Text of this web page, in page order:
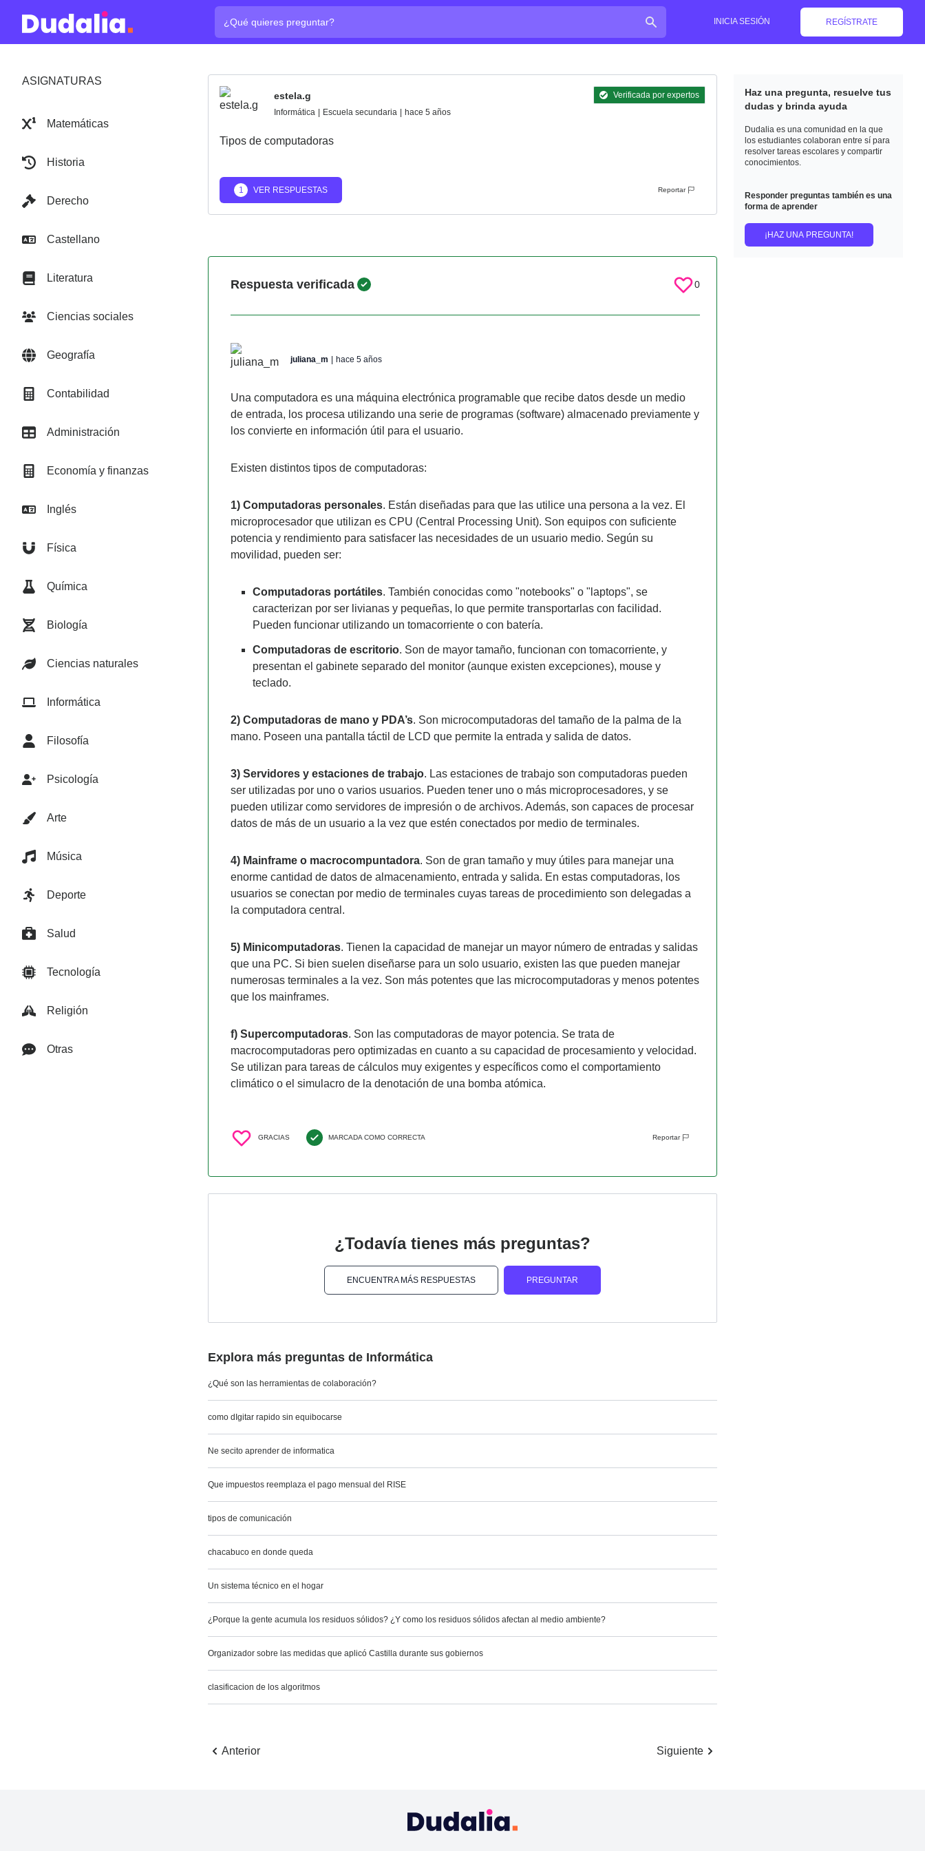
INICIA SESIÓN REGÍSTRATE
ASIGNATURAS
Matemáticas
Historia
Derecho
Castellano
Literatura
Ciencias sociales
Geografía
Contabilidad
Administración
Economía y finanzas
Inglés
Física
Química
Biología
Ciencias naturales
Informática
Filosofía
Psicología
Arte
Música
Deporte
Salud
Tecnología
Religión
Otras
estela.g
Verificada por expertos
Informática
Escuela secundaria hace 5 años
Tipos de computadoras
1 VER RESPUESTAS Reportar
Respuesta verificada 0
juliana_m hace 5 años
Una computadora es una máquina electrónica programable que recibe datos desde un medio
de entrada, los procesa utilizando una serie de programas (software) almacenado previamente y
los convierte en información útil para el usuario.
Existen distintos tipos de computadoras:
1) Computadoras personales. Están diseñadas para que las utilice una persona a la vez. El
microprocesador que utilizan es CPU (Central Processing Unit). Son equipos con suficiente
potencia y rendimiento para satisfacer las necesidades de un usuario medio. Según su
movilidad, pueden ser:
Computadoras portátiles. También conocidas como "notebooks" o "laptops", se
caracterizan por ser livianas y pequeñas, lo que permite transportarlas con facilidad.
Pueden funcionar utilizando un tomacorriente o con batería.
Computadoras de escritorio. Son de mayor tamaño, funcionan con tomacorriente, y
presentan el gabinete separado del monitor (aunque existen excepciones), mouse y
teclado.
2) Computadoras de mano y PDA’s. Son microcomputadoras del tamaño de la palma de la
mano. Poseen una pantalla táctil de LCD que permite la entrada y salida de datos.
3) Servidores y estaciones de trabajo. Las estaciones de trabajo son computadoras pueden
ser utilizadas por uno o varios usuarios. Pueden tener uno o más microprocesadores, y se
pueden utilizar como servidores de impresión o de archivos. Además, son capaces de procesar
datos de más de un usuario a la vez que estén conectados por medio de terminales.
4) Mainframe o macrocompuntadora. Son de gran tamaño y muy útiles para manejar una
enorme cantidad de datos de almacenamiento, entrada y salida. En estas computadoras, los
usuarios se conectan por medio de terminales cuyas tareas de procedimiento son delegadas a
la computadora central.
5) Minicomputadoras. Tienen la capacidad de manejar un mayor número de entradas y salidas
que una PC. Si bien suelen diseñarse para un solo usuario, existen las que pueden manejar
numerosas terminales a la vez. Son más potentes que las microcomputadoras y menos potentes
que los mainframes.
f) Supercomputadoras. Son las computadoras de mayor potencia. Se trata de
macrocomputadoras pero optimizadas en cuanto a su capacidad de procesamiento y velocidad.
Se utilizan para tareas de cálculos muy exigentes y específicos como el comportamiento
climático o el simulacro de la denotación de una bomba atómica.
GRACIAS MARCADA COMO CORRECTA Reportar
¿Todavía tienes más preguntas?
ENCUENTRA MÁS RESPUESTAS PREGUNTAR
Explora más preguntas de Informática
¿Qué son las herramientas de colaboración?
como dIgitar rapido sin equibocarse
Ne secito aprender de informatica
Que impuestos reemplaza el pago mensual del RISE
tipos de comunicación
chacabuco en donde queda
Un sistema técnico en el hogar
¿Porque la gente acumula los residuos sólidos? ¿Y como los residuos sólidos afectan al medio ambiente?
Organizador sobre las medidas que aplicó Castilla durante sus gobiernos
clasificacion de los algoritmos
Anterior Siguiente
Haz una pregunta, resuelve tus
dudas y brinda ayuda
Dudalia es una comunidad en la que
los estudiantes colaboran entre sí para
resolver tareas escolares y compartir
conocimientos.
Responder preguntas también es una
forma de aprender
¡HAZ UNA PREGUNTA!